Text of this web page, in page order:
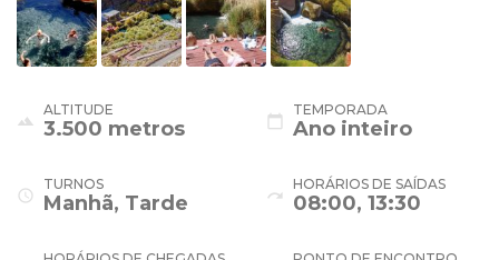
landscape
ALTITUDE
3.500 metros calendar_today
TEMPORADA
Ano inteiro
schedule
TURNOS
Manhã, Tarde redo
HORÁRIOS DE SAÍDAS
08:00, 13:30